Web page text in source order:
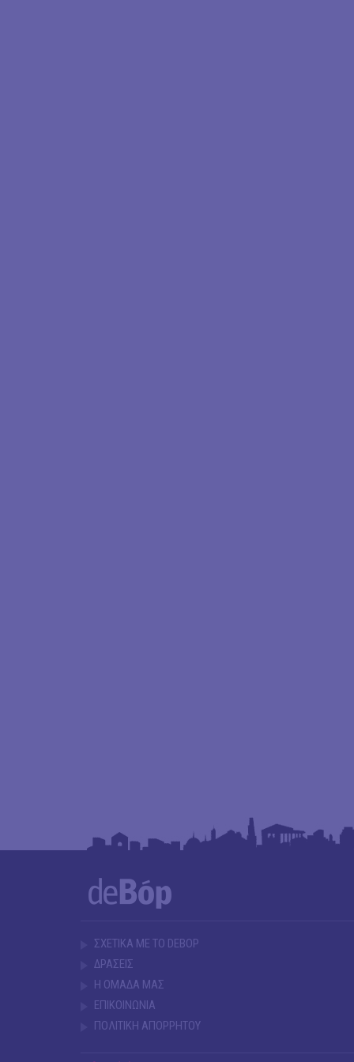
ΣΧΕΤΙΚΑ ΜΕ ΤΟ DEBOP
ΔΡΑΣΕΙΣ
Η ΟΜΑΔΑ ΜΑΣ
ΕΠΙΚΟΙΝΩΝΙΑ
ΠΟΛΙΤΙΚΗ ΑΠΟΡΡΗΤΟΥ